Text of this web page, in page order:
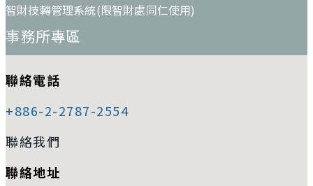
智財技轉管理系統(限智財處同仁使用)
事務所專區
聯絡電話
+886-2-2787-2554
聯絡我們
聯絡地址